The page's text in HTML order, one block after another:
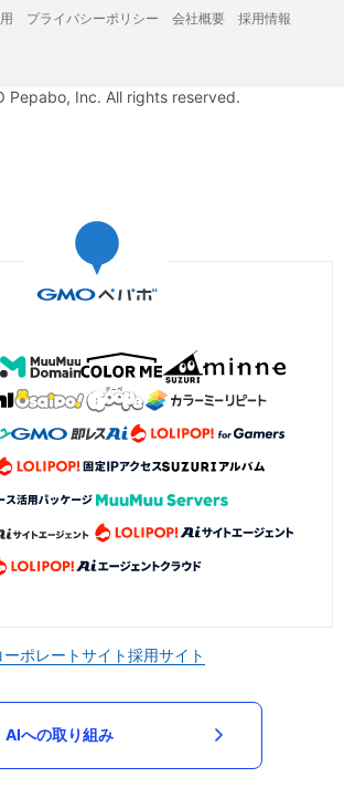
プライバシーポリシー 会社概要
採用情報
Pepabo, Inc. All rights reserved.
ーポレートサイト採用サイト
AIへの取り組み